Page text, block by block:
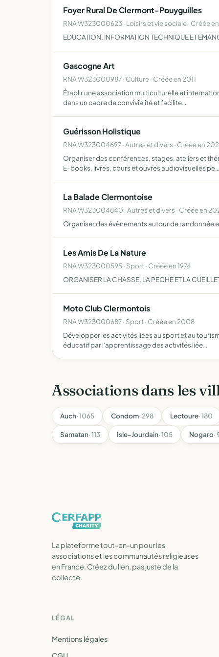
Foyer Rural De Clermont-Pouyguilles
RNA W323000623 · Loisirs et vie sociale · Créée
EDUCATION, INFORMATION TECHNIQUE ET
Gascogne Art
RNA W323000987 · Culture · Créée en 2011
Établir une association multiculturelle et
dans un cadre de convivialité et facilite…
Guérisson Holistique
RNA W323004697 · Autres et divers · Créée en
Organiser des conférences, stages, ateliers et
E-books, livres, cours et ouvres audiovisuelles pe…
La Balade Clermontoise
RNA W323004840 · Autres et divers · Créée en
Organiser des évènements autour de randonnée
Les Amis De La Nature
RNA W323000595 · Sport · Créée en 1974
ORGANISER LA CHASSE, LA PECHE ET LA
Moto Club Clermontois
RNA W323000687 · Sport · Créée en 2008
Développer les activités liées au sport et au
éducatif par l'apprentissage des activités liée…
Associations dans les
Auch· 1065 Condom· 298 Lectoure· 180
Samatan· 113 Isle-Jourdain· 105 Nogaro·
La plateforme tout-en-un pour les
associations et les communautés religieuses
en France. Créez du lien, pas juste de la
collecte.
LÉGAL
Mentions légales